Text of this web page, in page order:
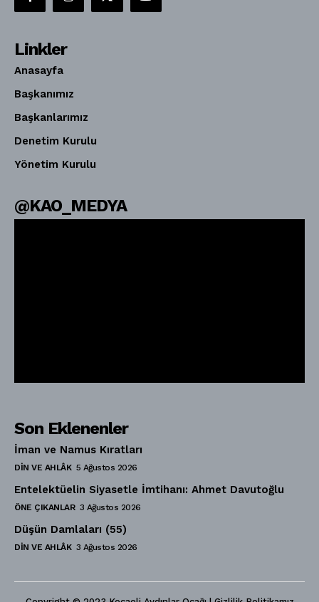
Linkler
Anasayfa
Başkanımız
Başkanlarımız
Denetim Kurulu
Yönetim Kurulu
@KAO_MEDYA
Son Eklenenler
İman ve Namus Kıratları
DIN VE AHLÂK 5 Ağustos 2026
Entelektüelin Siyasetle İmtihanı: Ahmet Davutoğlu
ÖNE ÇIKANLAR 3 Ağustos 2026
Düşün Damlaları (55)
DIN VE AHLÂK 3 Ağustos 2026